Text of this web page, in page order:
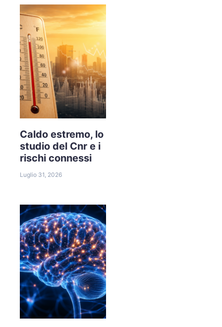
Caldo estremo, lo
studio del Cnr e i
rischi connessi
Luglio 31, 2026